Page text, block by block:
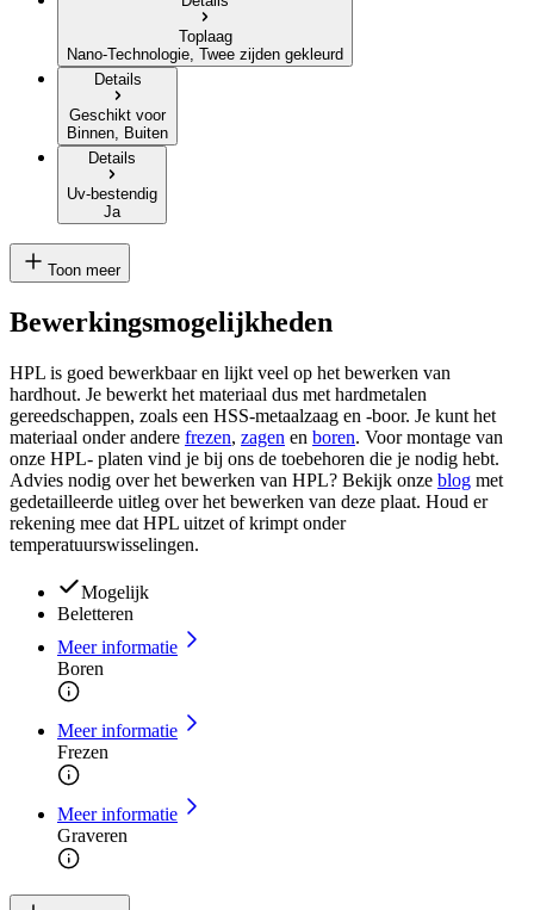
Toplaag
Nano-Technologie, Twee zijden gekleurd
Details
Geschikt voor
Binnen, Buiten
Details
Uv-bestendig
Ja
Toon meer
Bewerkingsmogelijkheden
HPL is goed bewerkbaar en lijkt veel op het bewerken van
hardhout. Je bewerkt het materiaal dus met hardmetalen
gereedschappen, zoals een HSS-metaalzaag en -boor. Je kunt het
materiaal onder andere frezen, zagen en boren. Voor montage van
onze HPL- platen vind je bij ons de toebehoren die je nodig hebt.
Advies nodig over het bewerken van HPL? Bekijk onze blog met
gedetailleerde uitleg over het bewerken van deze plaat. Houd er
rekening mee dat HPL uitzet of krimpt onder
temperatuurswisselingen.
Mogelijk
Beletteren
Meer informatie
Boren
Meer informatie
Frezen
Meer informatie
Graveren